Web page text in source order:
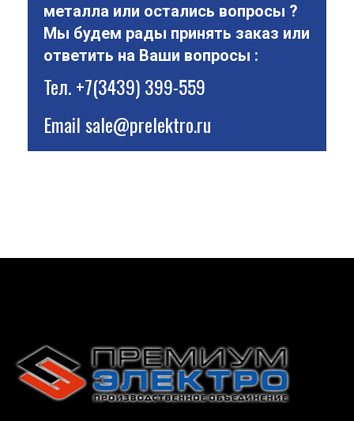
металла или остались вопросы ?
Мы будем рады принять заказ или
ответить на Ваши вопросы :
Тел.+7(3439) 399-559
Emailsale@prelektro.ru